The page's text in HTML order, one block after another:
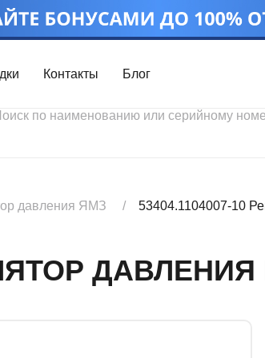
Контакты Блог
давления ЯМЗ 53404.1104007-10
ДАВЛЕНИЯ